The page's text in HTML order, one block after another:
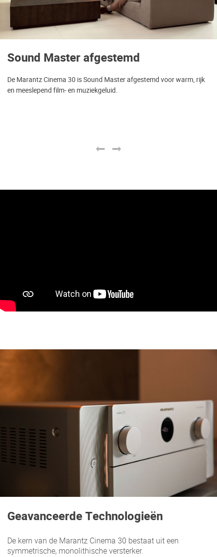
Sound Master afgestemd
De Marantz Cinema 30 is Sound Master afgestemd voor warm, rijk
en meeslepend film- en muziekgeluid.
Geavanceerde Technologieën
De kern van de Marantz Cinema 30 bestaat uit een
symmetrische, monolithische versterker.